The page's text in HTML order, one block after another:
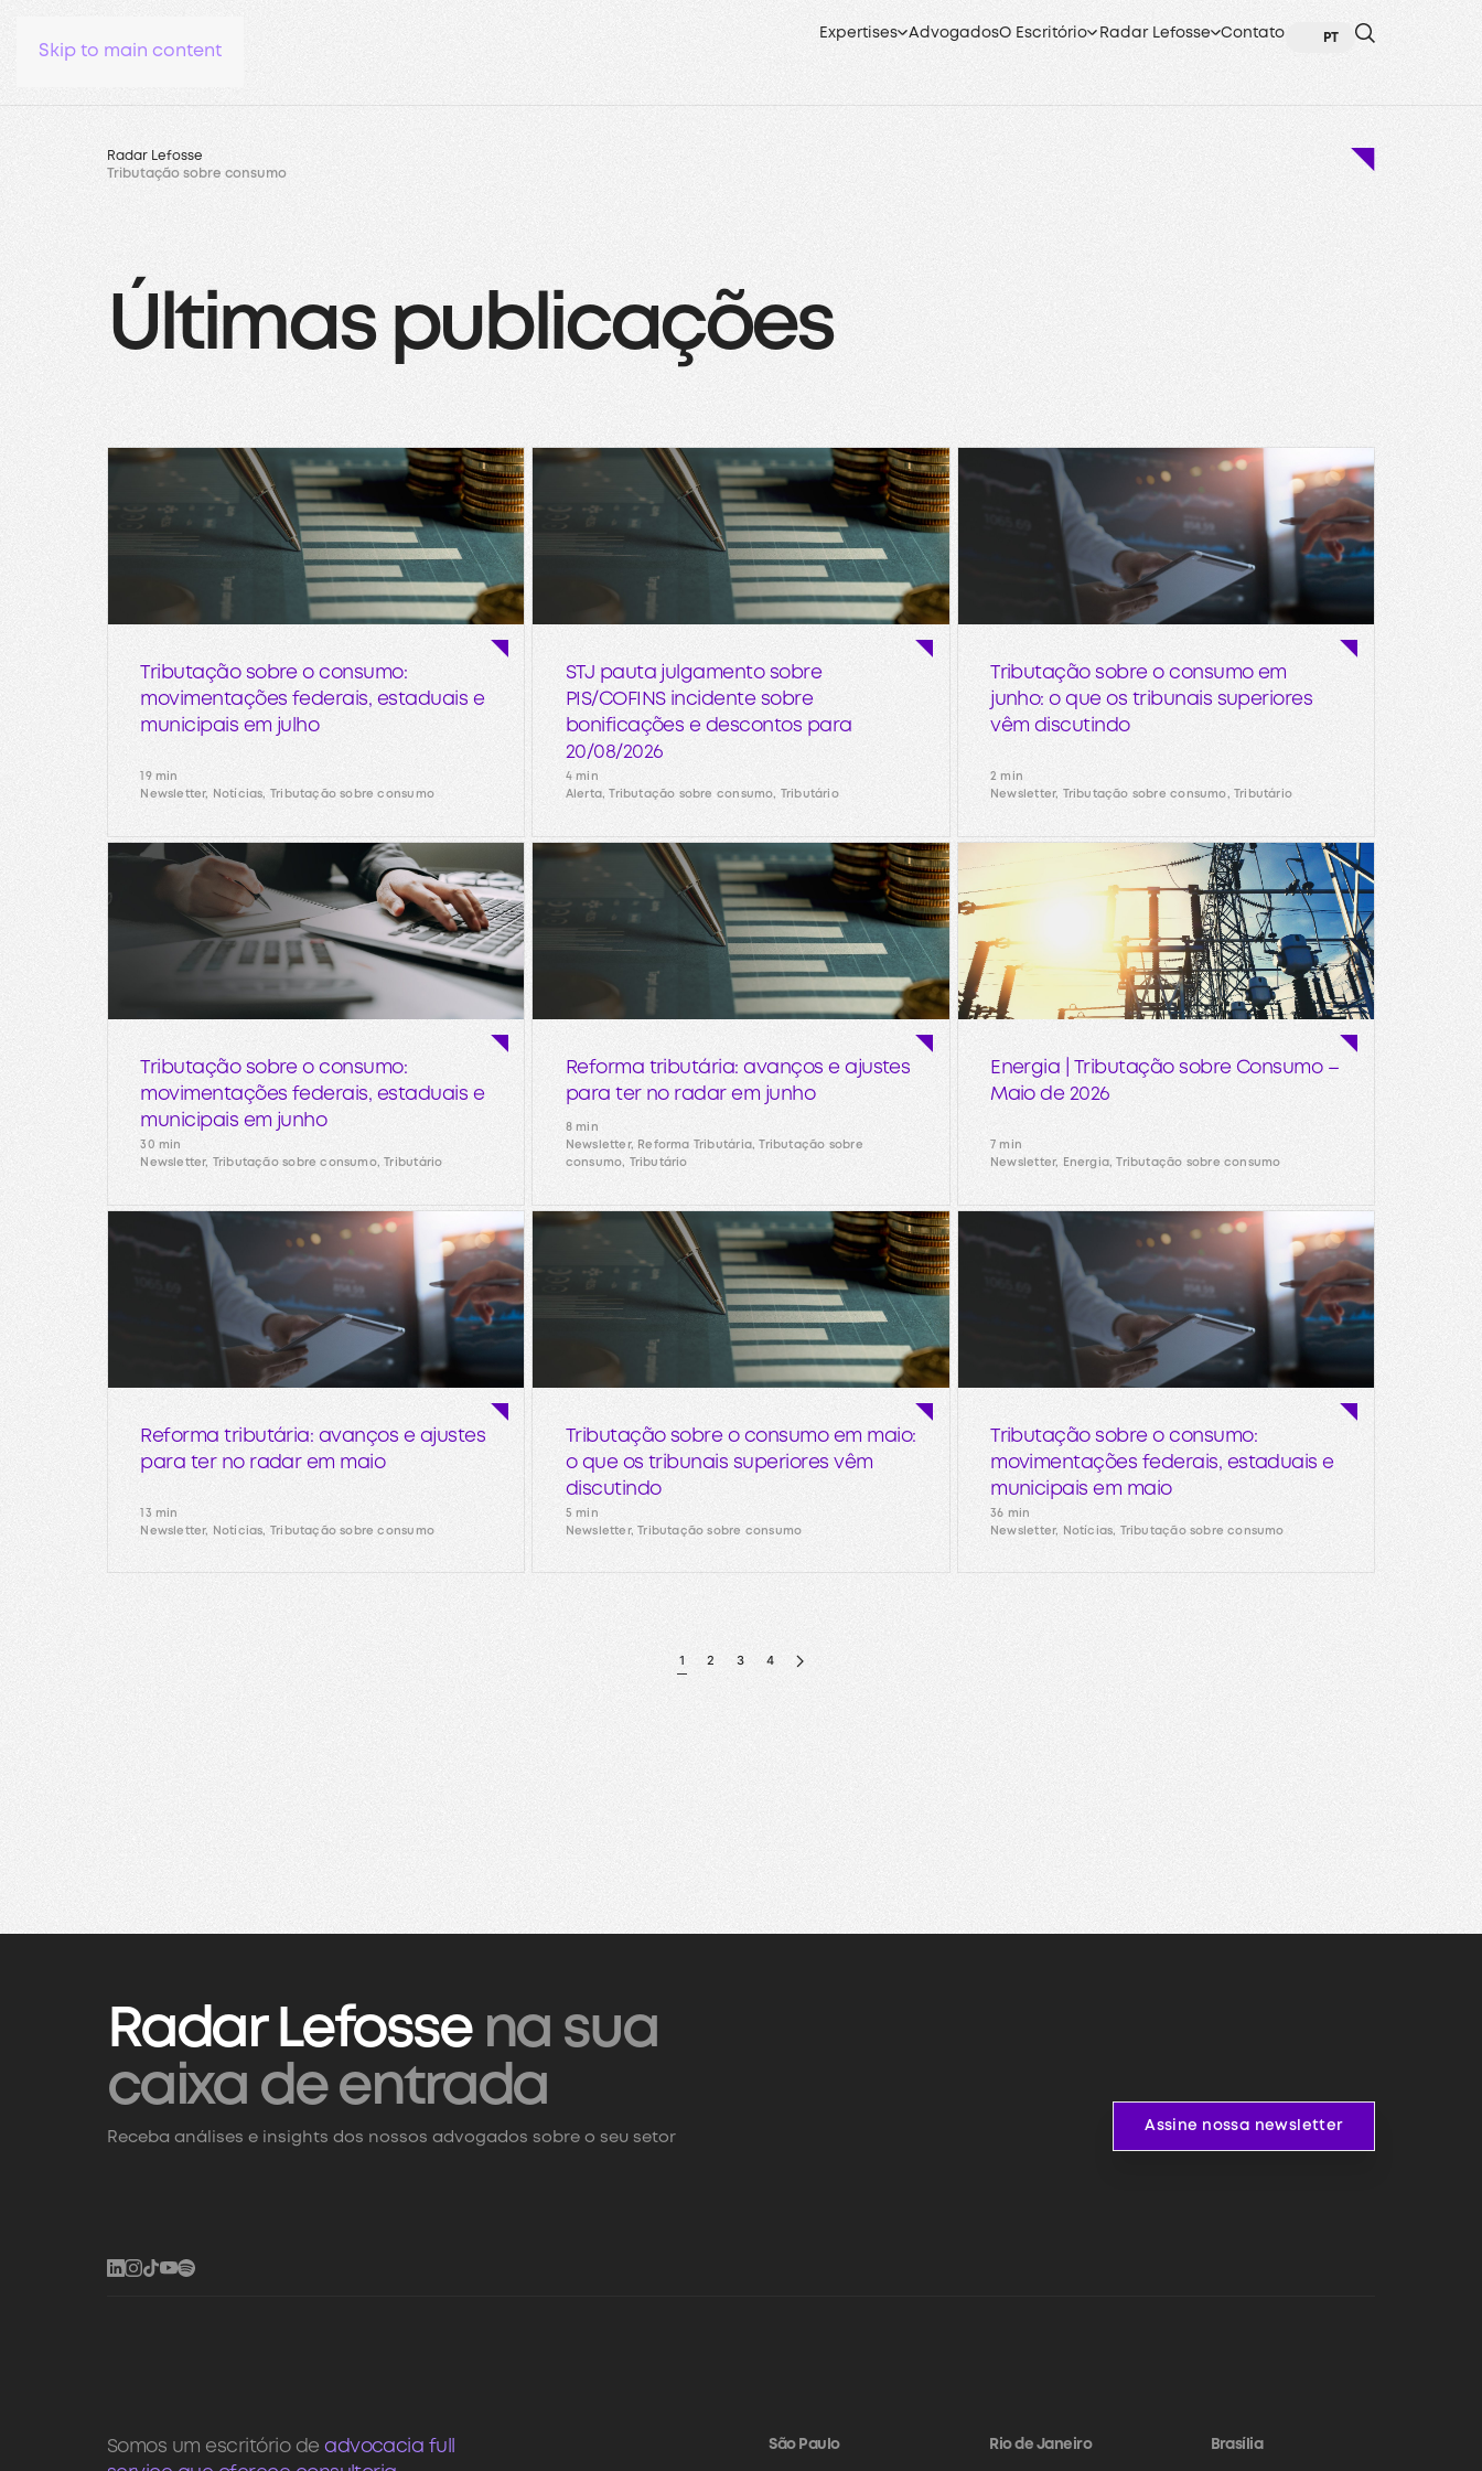
Skip to main content
Expertises AdvogadosO Escritório Radar Lefosse Contato PT
Radar Lefosse
Tributação sobre consumo
Últimas publicações
Tributação sobre o consumo:
movimentações federais, estaduais e
municipais em julho
19 min
Newsletter, Notícias, Tributação sobre consumo
STJ pauta julgamento sobre
PIS/COFINS incidente sobre
bonificações e descontos para
20/08/2026
4 min
Alerta, Tributação sobre consumo, Tributário
Tributação sobre o consumo em
junho: o que os tribunais superiores
vêm discutindo
2 min
Newsletter, Tributação sobre consumo, Tributário
Tributação sobre o consumo:
movimentações federais, estaduais e
municipais em junho
30 min
Newsletter, Tributação sobre consumo, Tributário
Reforma tributária: avanços e ajustes
para ter no radar em junho
8 min
Newsletter, Reforma Tributária, Tributação sobre
consumo, Tributário
Energia | Tributação sobre Consumo –
Maio de 2026
7 min
Newsletter, Energia, Tributação sobre consumo
Reforma tributária: avanços e ajustes
para ter no radar em maio
13 min
Newsletter, Notícias, Tributação sobre consumo
Tributação sobre o consumo em maio:
o que os tribunais superiores vêm
discutindo
5 min
Newsletter, Tributação sobre consumo
Tributação sobre o consumo:
movimentações federais, estaduais e
municipais em maio
36 min
Newsletter, Notícias, Tributação sobre consumo
1 2 3 4
Radar Lefossena sua
caixa de entrada
Receba análises e insights dos nossos advogados sobre o seu setor
Assine nossa newsletter
Somos um escritório deadvocacia full
São Paulo Rio de Janeiro Brasília